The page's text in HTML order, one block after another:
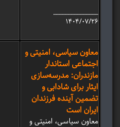
_______________
۱۴۰۴/۰۷/۲۶
معاون سیاسی، امنیتی و
اجتماعی استاندار
مازندران: مدرسه‌سازی
ایثار برای شادابی و
تضمین آینده‌ فرزندان
ایران است
معاون سیاسی، امنیتی و